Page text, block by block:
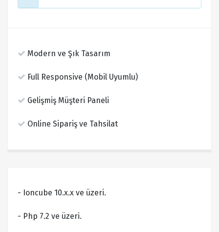
Modern ve Şık Tasarım
Full Responsive (Mobil Uyumlu)
Gelişmiş Müşteri Paneli
Online Sipariş ve Tahsilat
- Ioncube 10.x.x ve üzeri.
- Php 7.2 ve üzeri.